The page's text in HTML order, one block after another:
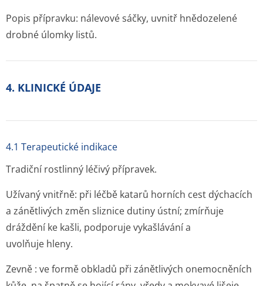
Popis přípravku: nálevové sáčky, uvnitř hnědozelené
drobné úlomky listů.
4. KLINICKÉ ÚDAJE
4.1 Terapeutické indikace
Tradiční rostlinný léčivý přípravek.
Užívanývnitřně: při léčbě katarů horních cest dýchacích
a zánětlivých změn sliznice dutiny ústní; zmírňuje
dráždění ke kašli, podporuje vykašlávání a
uvolňuje hleny.
Zevně : ve formě obkladů při zánětlivých onemocněních